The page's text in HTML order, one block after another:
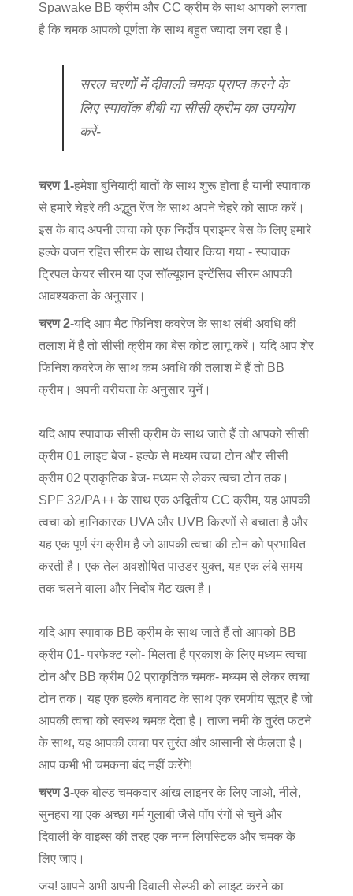
Spawake BB क्रीम और CC क्रीम के साथ आपको लगता
है कि चमक आपको पूर्णता के साथ बहुत ज्यादा लग रहा है।
सरल चरणों में दीवाली चमक प्राप्त करने के
लिए स्पावॉक बीबी या सीसी क्रीम का उपयोग
करें-
चरण 1-हमेशा बुनियादी बातों के साथ शुरू होता है यानी स्पावाक
से हमारे चेहरे की अद्भुत रेंज के साथ अपने चेहरे को साफ करें।
इस के बाद अपनी त्वचा को एक निर्दोष प्राइमर बेस के लिए हमारे
हल्के वजन रहित सीरम के साथ तैयार किया गया - स्पावाक
ट्रिपल केयर सीरम या एज सॉल्यूशन इन्टेंसिव सीरम आपकी
आवश्यकता के अनुसार।
चरण 2-यदि आप मैट फिनिश कवरेज के साथ लंबी अवधि की
तलाश में हैं तो सीसी क्रीम का बेस कोट लागू करें। यदि आप शेर
फिनिश कवरेज के साथ कम अवधि की तलाश में हैं तो BB
क्रीम। अपनी वरीयता के अनुसार चुनें।
यदि आप स्पावाक सीसी क्रीम के साथ जाते हैं तो आपको सीसी
क्रीम 01 लाइट बेज - हल्के से मध्यम त्वचा टोन और सीसी
क्रीम 02 प्राकृतिक बेज- मध्यम से लेकर त्वचा टोन तक।
SPF 32/PA++ के साथ एक अद्वितीय CC क्रीम, यह आपकी
त्वचा को हानिकारक UVA और UVB किरणों से बचाता है और
यह एक पूर्ण रंग क्रीम है जो आपकी त्वचा की टोन को प्रभावित
करती है। एक तेल अवशोषित पाउडर युक्त, यह एक लंबे समय
तक चलने वाला और निर्दोष मैट खत्म है।
यदि आप स्पावाक BB क्रीम के साथ जाते हैं तो आपको BB
क्रीम 01- परफेक्ट ग्लो- मिलता है प्रकाश के लिए मध्यम त्वचा
टोन और BB क्रीम 02 प्राकृतिक चमक- मध्यम से लेकर त्वचा
टोन तक। यह एक हल्के बनावट के साथ एक रमणीय सूत्र है जो
आपकी त्वचा को स्वस्थ चमक देता है। ताजा नमी के तुरंत फटने
के साथ, यह आपकी त्वचा पर तुरंत और आसानी से फैलता है।
आप कभी भी चमकना बंद नहीं करेंगे!
चरण 3-एक बोल्ड चमकदार आंख लाइनर के लिए जाओ, नीले,
सुनहरा या एक अच्छा गर्म गुलाबी जैसे पॉप रंगों से चुनें और
दिवाली के वाइब्स की तरह एक नग्न लिपस्टिक और चमक के
लिए जाएं।
जय! आपने अभी अपनी दिवाली सेल्फी को लाइट करने का